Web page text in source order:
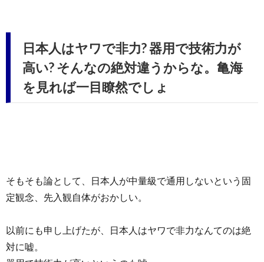
日本人はヤワで非力? 器用で技術力が
高い? そんなの絶対違うからな。亀海
を見れば一目瞭然でしょ
そもそも論として、日本人が中量級で通用しないという固
定観念、先入観自体がおかしい。
以前にも申し上げたが、日本人はヤワで非力なんてのは絶
対に嘘。